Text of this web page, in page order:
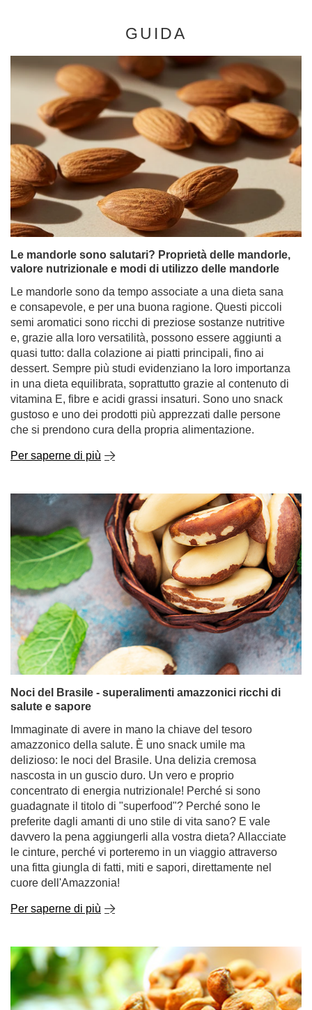
GUIDA
Le mandorle sono salutari? Proprietà delle mandorle,
valore nutrizionale e modi di utilizzo delle mandorle
Le mandorle sono da tempo associate a una dieta sana
e consapevole, e per una buona ragione. Questi piccoli
semi aromatici sono ricchi di preziose sostanze nutritive
e, grazie alla loro versatilità, possono essere aggiunti a
quasi tutto: dalla colazione ai piatti principali, fino ai
dessert. Sempre più studi evidenziano la loro importanza
in una dieta equilibrata, soprattutto grazie al contenuto di
vitamina E, fibre e acidi grassi insaturi. Sono uno snack
gustoso e uno dei prodotti più apprezzati dalle persone
che si prendono cura della propria alimentazione.
Per saperne di più
Noci del Brasile - superalimenti amazzonici ricchi di
salute e sapore
Immaginate di avere in mano la chiave del tesoro
amazzonico della salute. È uno snack umile ma
delizioso: le noci del Brasile. Una delizia cremosa
nascosta in un guscio duro. Un vero e proprio
concentrato di energia nutrizionale! Perché si sono
guadagnate il titolo di "superfood"? Perché sono le
preferite dagli amanti di uno stile di vita sano? E vale
davvero la pena aggiungerli alla vostra dieta? Allacciate
le cinture, perché vi porteremo in un viaggio attraverso
una fitta giungla di fatti, miti e sapori, direttamente nel
cuore dell'Amazzonia!
Per saperne di più